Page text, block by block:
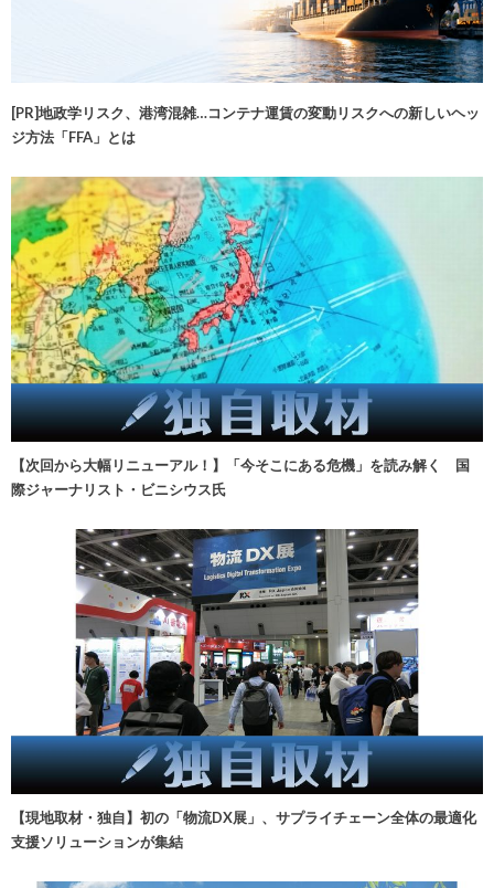
[PR]地政学リスク、港湾混雑…コンテナ運賃の変動リスクへの新しいヘッ
ジ方法「FFA」とは
【次回から大幅リニューアル！】「今そこにある危機」を読み解く 国
際ジャーナリスト・ビニシウス氏
【現地取材・独自】初の「物流DX展」、サプライチェーン全体の最適化
支援ソリューションが集結